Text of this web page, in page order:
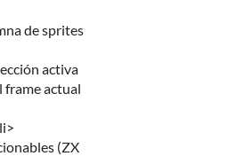
de sprites
activa
frame actual
(ZX